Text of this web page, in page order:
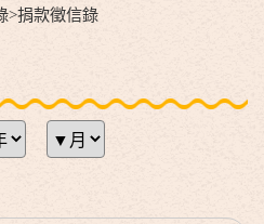
>捐款徵信錄